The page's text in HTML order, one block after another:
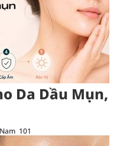
Da Dầu Mụn,
101